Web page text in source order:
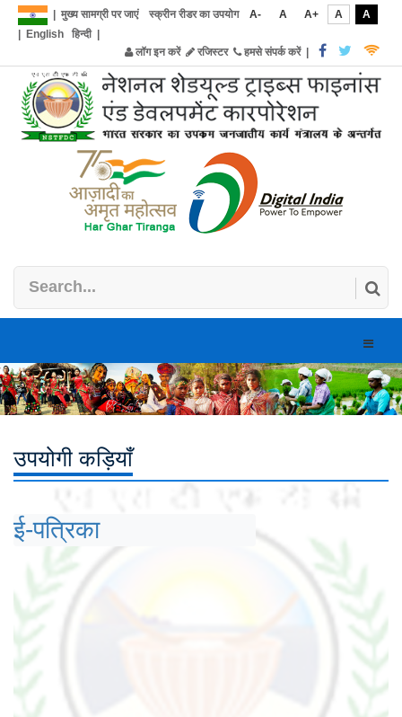
मुख्य सामग्री पर जाएं स्क्रीन रीडर का उपयोग A- A A+ A
A
English हिन्दी|
लॉग इन करें
रजिस्टर हमसे संपर्क करें|
Toggle
उपयोगी कड़ियाँ
ई-पत्रिका